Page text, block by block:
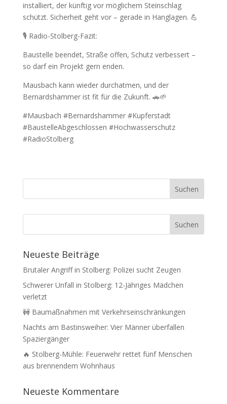
installiert, der künftig vor möglichem Steinschlag
schützt. Sicherheit geht vor – gerade in Hanglagen. 💪
🎙️ Radio-Stolberg-Fazit:
Baustelle beendet, Straße offen, Schutz verbessert –
so darf ein Projekt gern enden.
Mausbach kann wieder durchatmen, und der
Bernardshammer ist fit für die Zukunft. 🚗🌱
#Mausbach #Bernardshammer #Kupferstadt
#BaustelleAbgeschlossen #Hochwasserschutz
#RadioStolberg
Neueste Beiträge
Brutaler Angriff in Stolberg: Polizei sucht Zeugen
Schwerer Unfall in Stolberg: 12-Jähriges Mädchen
verletzt
🚧 Baumaßnahmen mit Verkehrseinschränkungen
Nachts am Bastinsweiher: Vier Männer überfallen
Spaziergänger
🔥 Stolberg-Mühle: Feuerwehr rettet fünf Menschen
aus brennendem Wohnhaus
Neueste Kommentare